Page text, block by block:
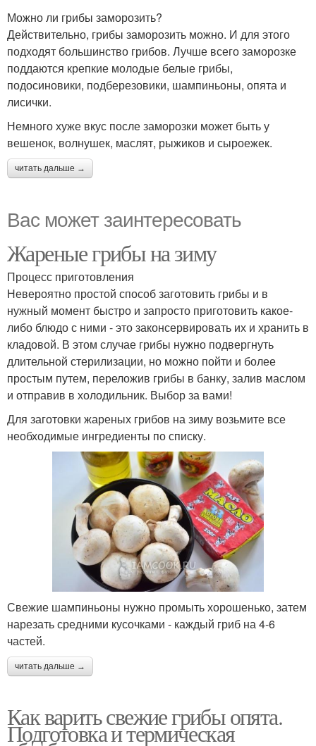
Можно ли грибы заморозить?
Действительно, грибы заморозить можно. И для этого
подходят большинство грибов. Лучше всего заморозке
поддаются крепкие молодые белые грибы,
подосиновики, подберезовики, шампиньоны, опята и
лисички.
Немного хуже вкус после заморозки может быть у
вешенок, волнушек, маслят, рыжиков и сыроежек.
читать дальше →
Вас может заинтересовать
Жареные грибы на зиму
Процесс приготовления
Невероятно простой способ заготовить грибы и в
нужный момент быстро и запросто приготовить какое-
либо блюдо с ними - это законсервировать их и хранить в
кладовой. В этом случае грибы нужно подвергнуть
длительной стерилизации, но можно пойти и более
простым путем, переложив грибы в банку, залив маслом
и отправив в холодильник. Выбор за вами!
Для заготовки жареных грибов на зиму возьмите все
необходимые ингредиенты по списку.
Свежие шампиньоны нужно промыть хорошенько, затем
нарезать средними кусочками - каждый гриб на 4-6
частей.
читать дальше →
Как варить свежие грибы опята.
Подготовка и термическая